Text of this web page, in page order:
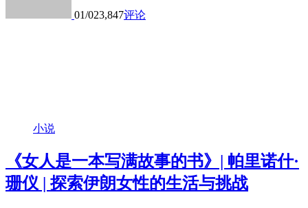
01/023,847评论
小说
《女人是一本写满故事的书》| 帕里诺什·
珊仪 | 探索伊朗女性的生活与挑战